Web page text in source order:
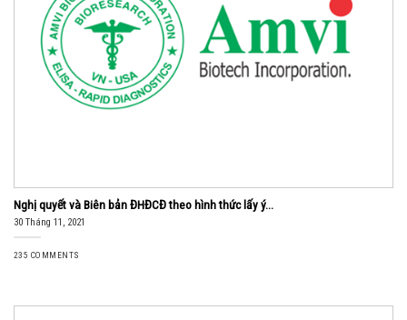
Nghị quyết và Biên bản ĐHĐCĐ theo hình thức lấy ý...
30 Tháng 11, 2021
235 COMMENTS